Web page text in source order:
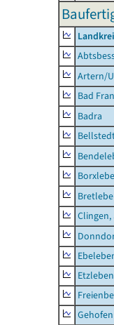
Artern/
Bad
Badra
Etzleben
Gehofen